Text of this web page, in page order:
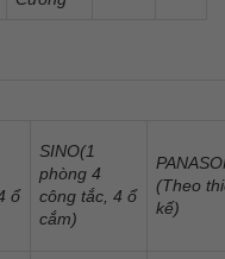
ổ
SINO(1
phòng 4
công tắc, 4 ổ
cắm)
(Theo
kế)